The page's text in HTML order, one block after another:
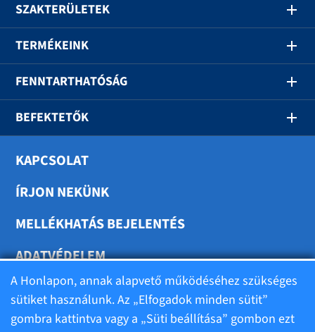
SZAKTERÜLETEK
TERMÉKEINK
FENNTARTHATÓSÁG
BEFEKTETŐK
KAPCSOLAT
ÍRJON NEKÜNK
MELLÉKHATÁS BEJELENTÉS
ADATVÉDELEM
SÜTIK BEÁLLÍTÁSA
A Honlapon, annak alapvető működéséhez szükséges
sütiket használunk. Az „Elfogadok minden sütit”
gombra kattintva vagy a „Süti beállítása” gombon ezt